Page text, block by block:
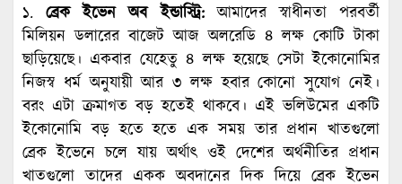
১.ব্রেক ইভেন অব ইন্ডাস্ট্রি:আমাদের স্বাধীনতা পরবর্তী
মিলিয়ন ডলারের বাজেট আজ অলরেডি ৪ লক্ষ কোটি টাকা
ছাড়িয়েছে। একবার যেহেতু ৪ লক্ষ হয়েছে সেটা ইকোনোমির
নিজস্ব ধর্ম অনুযায়ী আর ৩ লক্ষ হবার কোনো সুযোগ নেই।
বরং এটা ক্রমাগত বড় হতেই থাকবে। এই ভলিউমের একটি
ইকোনোমি বড় হতে হতে এক সময় তার প্রধান খাতগুলো
ব্রেক ইভেনে চলে যায় অর্থাৎ ওই দেশের অর্থনীতির প্রধান
খাতগুলো তাদের একক অবদানের দিক দিয়ে ব্রেক ইভেন